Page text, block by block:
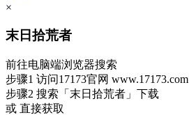
×
末日拾荒者
前往电脑端浏览器搜索
步骤1 访问17173官网 www.17173.com
步骤2 搜索 「末日拾荒者」 下载
或 直接获取